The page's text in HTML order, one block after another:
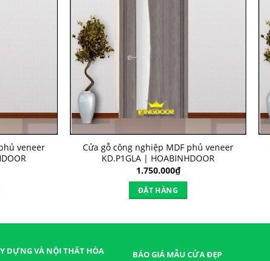
veneer
Cửa gỗ công nghiệp MDF phủ veneer
KD.P1GLA | HOABINHDOOR
1.750.000₫
ĐẶT HÀNG
DỰNG VÀ NỘI THẤT HÒA
BÁO GIÁ MẪU CỬA ĐẸP